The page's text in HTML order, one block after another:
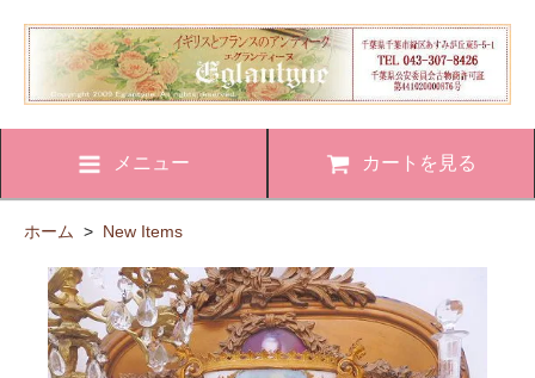
メニュー カートを見る
ホーム > New Items